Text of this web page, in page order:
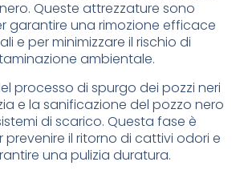
Queste attrezzature sono
garantire una rimozione efficace
e per minimizzare il rischio di
ambientale.
processo di spurgo dei pozzi neri
e la sanificazione del pozzo nero
di scarico. Questa fase è
il ritorno di cattivi odori e
una pulizia duratura.